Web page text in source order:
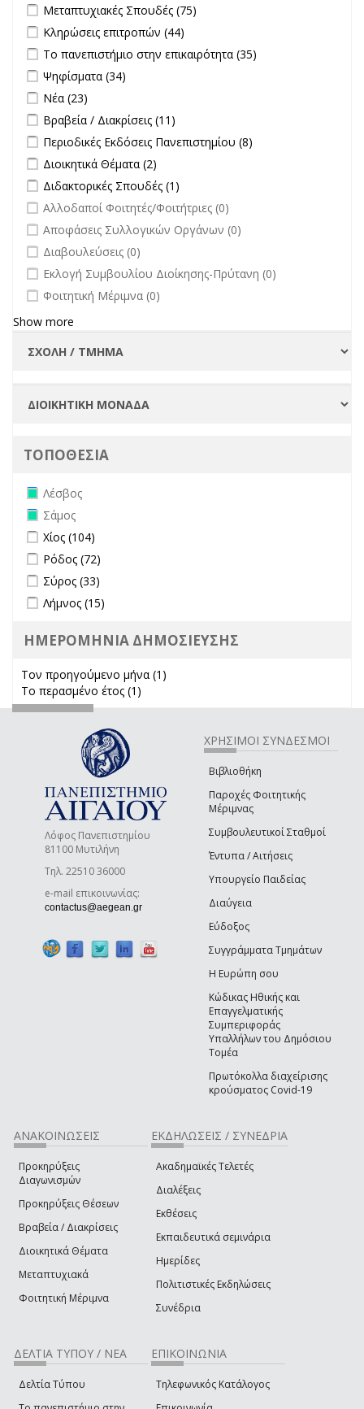
Apply Μεταπτυχιακές Σπουδές filter
Μεταπτυχιακές Σπουδές (75)
Apply Κληρώσεις επιτροπών filter
Κληρώσεις επιτροπών (44)
Apply Το πανεπιστήμιο στην επικαιρότητα filter
Το πανεπιστήμιο στην επικαιρότητα (35)
Apply Ψηφίσματα filter
Ψηφίσματα (34)
Apply Νέα filter
Νέα (23)
Apply Βραβεία / Διακρίσεις filter
Βραβεία / Διακρίσεις (11)
Apply Περιοδικές Εκδόσεις Πανεπιστημίου filter
Περιοδικές Εκδόσεις Πανεπιστημίου (8)
Apply Διοικητικά Θέματα filter
Διοικητικά Θέματα (2)
Apply Διδακτορικές Σπουδές filter
Διδακτορικές Σπουδές (1)
undefined
Αλλοδαποί Φοιτητές/Φοιτήτριες (0)
undefined
Αποφάσεις Συλλογικών Οργάνων (0)
undefined
Διαβουλεύσεις (0)
undefined
Εκλογή Συμβουλίου Διοίκησης-Πρύτανη (0)
undefined
Φοιτητική Μέριμνα (0)
Show more
ΤΟΠΟΘΕΣΙΑ
Remove Λέσβος filter
Λέσβος
Remove Σάμος filter
Σάμος
Apply Χίος filter
Χίος (104)
Apply Ρόδος filter
Ρόδος (72)
Apply Σύρος filter
Σύρος (33)
Apply Λήμνος filter
Λήμνος (15)
ΗΜΕΡΟΜΗΝΙΑ ΔΗΜΟΣΙΕΥΣΗΣ
Τον προηγούμενο μήνα (1)
Το περασμένο έτος (1)
Λόφος Πανεπιστημίου
81100 Μυτιλήνη
Τηλ. 22510 36000
e-mail επικοινωνίας:
contactus@aegean.gr (link sends e-mail)
ΧΡΗΣΙΜΟΙ ΣΥΝΔΕΣΜΟΙ
Βιβλιοθήκη
Παροχές Φοιτητικής
Μέριμνας
Συμβουλευτικοί Σταθμοί
Έντυπα / Αιτήσεις
Υπουργείο Παιδείας
Διαύγεια
Εύδοξος
Συγγράμματα Τμημάτων
Η Ευρώπη σου
Κώδικας Ηθικής και
Επαγγελματικής
Συμπεριφοράς
Υπαλλήλων του Δημόσιου
Τομέα
Πρωτόκολλα διαχείρισης
κρούσματος Covid-19
ΑΝΑΚΟΙΝΩΣΕΙΣ
Προκηρύξεις
Διαγωνισμών
Προκηρύξεις Θέσεων
Βραβεία / Διακρίσεις
Διοικητικά Θέματα
Μεταπτυχιακά
Φοιτητική Μέριμνα
ΕΚΔΗΛΩΣΕΙΣ / ΣΥΝΕΔΡΙΑ
Ακαδημαϊκές Τελετές
Διαλέξεις
Εκθέσεις
Εκπαιδευτικά σεμινάρια
Ημερίδες
Πολιτιστικές Εκδηλώσεις
Συνέδρια
ΔΕΛΤΙΑ ΤΥΠΟΥ / ΝΕΑ
Δελτία Τύπου
ΕΠΙΚΟΙΝΩΝΙΑ
Τηλεφωνικός Κατάλογος